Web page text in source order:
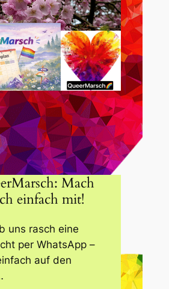
Mach
einfach mit!
uns rasch eine
per WhatsApp –
auf den